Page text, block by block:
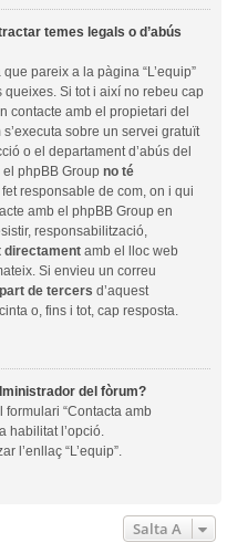
temes legals o d’abús
pareix a la pàgina “L’equip”
Si tot i així no rebeu cap
contacte amb el propietari del
s’executa sobre un servei gratuït
o el departament d’abús del
phpBB Group no té
responsable de com, on i qui
amb el phpBB Group en
responsabilització,
directament amb el lloc web
Si envieu un correu
de tercers d’aquest
o, fins i tot, cap resposta.
del fòrum?
“Contacta amb
habilitat l’opció.
l’enllaç “L’equip”.
Salta A